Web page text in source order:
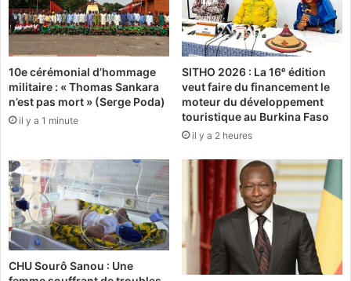
n
p
r
e
m
i
e
r
f
a
n
t
à
l
'
w
e
o
g
o
:
L
a
n
s
i
o
n
m
o
10e cérémonial d’hommage
militaire : « Thomas Sankara
n’est pas mort » (Serge Poda)
il y a 1 minute
SITHO 2026 : La 16ᵉ édition
veut faire du financement le
moteur du développement
touristique au Burkina Faso
il y a 2 heures
CHU Sourô Sanou : Une